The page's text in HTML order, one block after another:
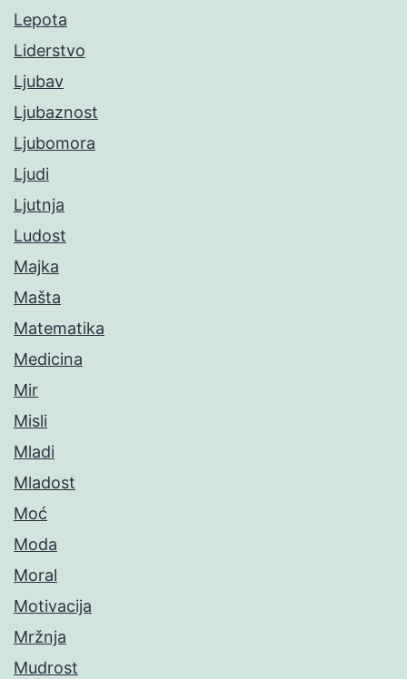
Lepota
Liderstvo
Ljubav
Ljubaznost
Ljubomora
Ljudi
Ljutnja
Ludost
Majka
Mašta
Matematika
Medicina
Mir
Misli
Mladi
Mladost
Moć
Moda
Moral
Motivacija
Mržnja
Mudrost